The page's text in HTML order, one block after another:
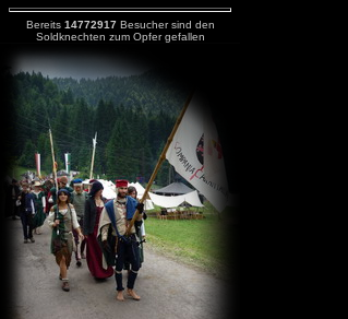
Bereits 14772917Besucher sind den
Soldknechten zum Opfer gefallen